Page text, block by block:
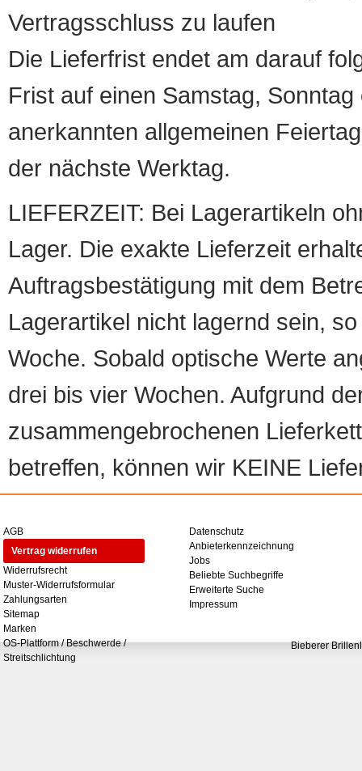
Vertragsschluss zu laufen
Die Lieferfrist endet am darauf
Frist auf einen Samstag,
anerkannten allgemeinen
der nächste Werktag.
LIEFERZEIT: Bei Lagerartikeln
Lager. Die exakte Lieferzeit
Auftragsbestätigung mit dem
Lagerartikel nicht lagernd sein,
Woche. Sobald optische Werte
drei bis vier Wochen. Aufgrund
zusammengebrochenen
betreffen, können wir KEINE
AGB
Vertrag widerrufen
Widerrufsrecht
Muster-Widerrufsformular
Zahlungsarten
Sitemap
Marken
OS-Plattform / Beschwerde /
Streitschlichtung
Datenschutz
Anbieterkennzeichnung
Jobs
Beliebte Suchbegriffe
Erweiterte Suche
Impressum
Bieberer